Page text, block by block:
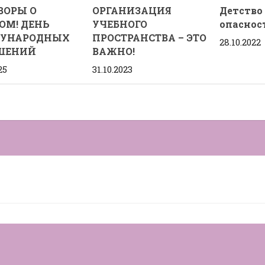
О
ДЕНЬ
ОРГАНИЗАЦИЯ
УЧЕБНОГО
ПРОСТРАНСТВА – ЭТО
ВАЖНО!
31.10.2023
Детство
28.10.2022